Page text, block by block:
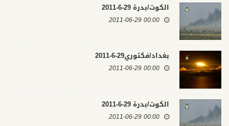
الكوت/بدرة 29-6-2011
00:00 2011-06-29
بغداد/فكتوري29-6-2011
00:00 2011-06-29
الكوت/بدرة 29-6-2011
00:00 2011-06-29